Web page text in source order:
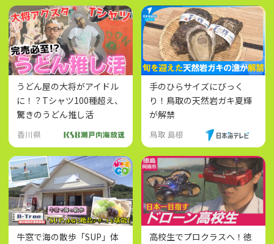
うどん屋の大将がアイドル
に！？Tシャツ100種超え、
驚きのうどん推し活
香川県
手のひらサイズにびっく
り！鳥取の天然岩ガキ夏輝
が解禁
鳥取 島根
牛窓で海の散歩「SUP」体
高校生でプロクラスへ！徳